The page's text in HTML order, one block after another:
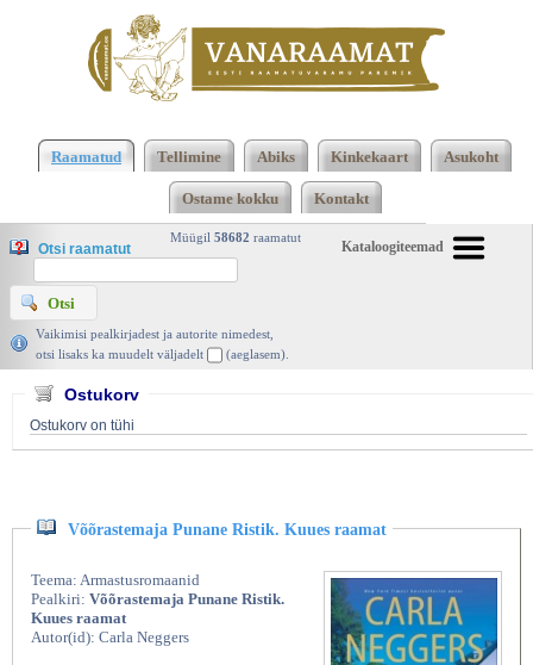
Võõrastemaja Punane Ristik. Kuues raamat, Carla
Neggers, Ersen 2017 | vanaraamat. ee
Raamatud Tellimine Abiks Kinkekaart Asukoht
Ostame kokku Kontakt
Kataloogiteemad
Müügil 58682 raamatut
Otsi raamatut
Vaikimisi pealkirjadest ja autorite nimedest,
otsi lisaks ka muudelt väljadelt
(aeglasem).
Ostukorv
Ostukorv on tühi
Võõrastemaja Punane Ristik. Kuues raamat
Teema: Armastusromaanid
Pealkiri: Võõrastemaja Punane Ristik.
Kuues raamat
Autor(id): Carla Neggers